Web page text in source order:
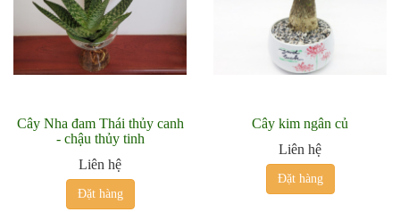
Cây Nha đam Thái thủy canh
- chậu thủy tinh
Liên hệ
Đặt hàng
Cây kim ngân củ
Liên hệ
Đặt hàng